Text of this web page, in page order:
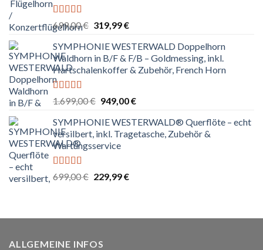
Bewertet
mit5.00
5
699,00€ Ursprünglicher
war:
699,00 €
319,99€Aktueller
ist:
319,99 €.
SYMPHONIE WESTERWALD Doppelhorn
Waldhorn in B/F & F/B – Goldmessing, inkl.
Hartschalenkoffer & Zubehör, French Horn
Bewertet
4.75
von 5
1.699,00€ Ursprünglicher
war:
1.699,00 €
949,00€Aktueller
ist:
949,00 €.
SYMPHONIE WESTERWALD® Querflöte – echt
versilbert, inkl. Tragetasche, Zubehör &
Wartungsservice
Bewertet
4.83
699,00€ Ursprünglicher
229,99€Aktueller
ALLGEMEINE INFOS